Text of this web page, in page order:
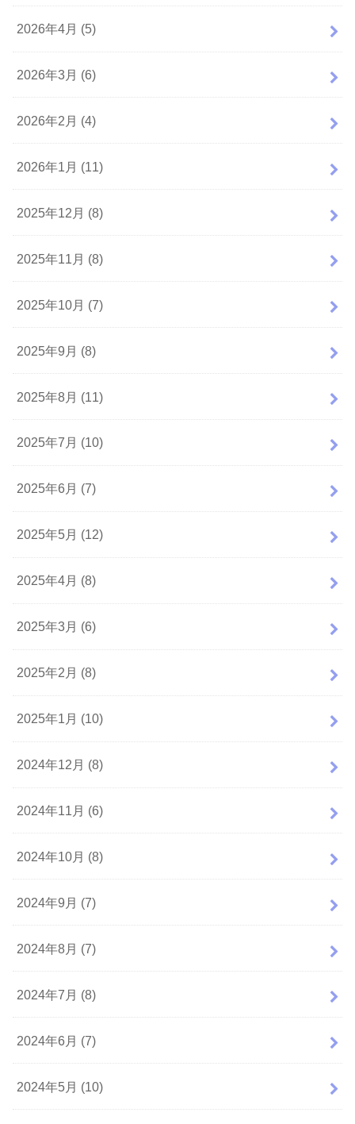
2026年4月 (5)
2026年3月 (6)
2026年2月 (4)
2026年1月 (11)
2025年12月 (8)
2025年11月 (8)
2025年10月 (7)
2025年9月 (8)
2025年8月 (11)
2025年7月 (10)
2025年6月 (7)
2025年5月 (12)
2025年4月 (8)
2025年3月 (6)
2025年2月 (8)
2025年1月 (10)
2024年12月 (8)
2024年11月 (6)
2024年10月 (8)
2024年9月 (7)
2024年8月 (7)
2024年7月 (8)
2024年6月 (7)
2024年5月 (10)